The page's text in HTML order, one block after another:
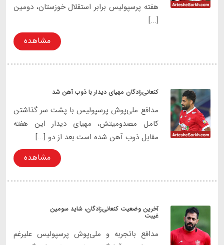
هفته پرسپولیس برابر استقلال خوزستان، دومین
[...]
مشاهده
کنعانی‌زادگان مهیای دیدار با ذوب آهن شد
مدافع ملی‌پوش پرسپولیس با پشت سر گذاشتن
کامل مصدومیتش، مهیای دیدار این هفته
مقابل ذوب آهن شده است.بعد از دو [...]
مشاهده
آخرین وضعیت کنعانی‌زادگان، شاید سومین
غیبت
مدافع باتجربه و ملی‌پوش پرسپولیس علیرغم